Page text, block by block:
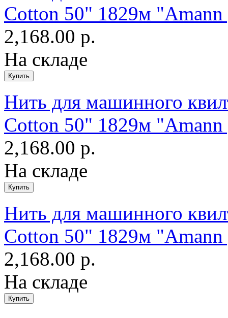
Cotton 50" 1829м
2,168.00 р.
На складе
Нить для машинного
Cotton 50" 1829м
2,168.00 р.
На складе
Нить для машинного
Cotton 50" 1829м
2,168.00 р.
На складе